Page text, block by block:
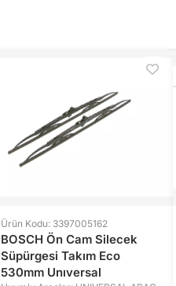
Ürün Kodu: 3397005162
BOSCH Ön Cam Silecek
Süpürgesi Takım Eco
530mm Unıversal